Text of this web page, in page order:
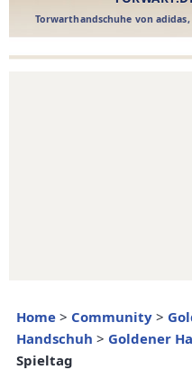
Home > Community >
Handschuh > Goldener
Spieltag